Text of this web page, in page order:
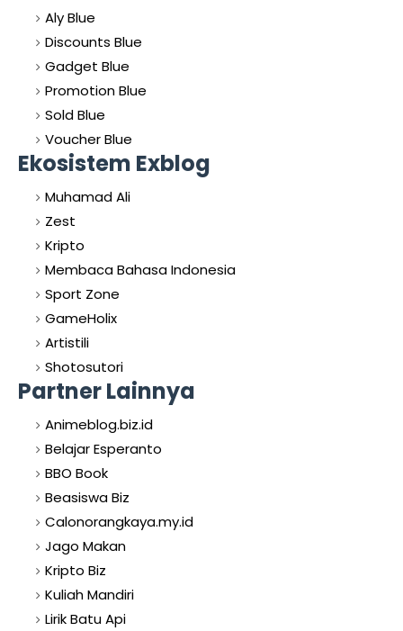
Aly Blue
Discounts Blue
Gadget Blue
Promotion Blue
Sold Blue
Voucher Blue
Ekosistem Exblog
Muhamad Ali
Zest
Kripto
Membaca Bahasa Indonesia
Sport Zone
GameHolix
Artistili
Shotosutori
Partner Lainnya
Animeblog.biz.id
Belajar Esperanto
BBO Book
Beasiswa Biz
Calonorangkaya.my.id
Jago Makan
Kripto Biz
Kuliah Mandiri
Lirik Batu Api